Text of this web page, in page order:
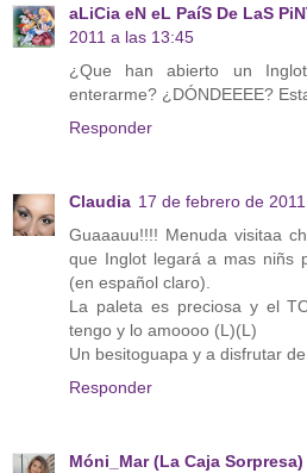
aLiCia eN eL PaíS De LaS
2011 a las 13:45
¿Que han abierto un
enterarme? ¿DÓNDEEEE?
Responder
Claudia 17 de febrero de
Guaaauu!!!! Menuda visitaa
que Inglot legará a mas niñs
(en español claro).
La paleta es preciosa y el
tengo y lo amoooo (L)(L)
Un besitoguapa y a disfrutar
Responder
Móni_Mar (La Caja Sorpresa)